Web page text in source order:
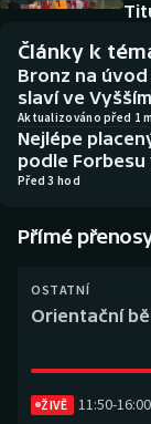
Baseball a
Basketbal
Biatlon
Boby a
Box
Curling
Soutěže
Historické
Aplikace ČT
AZ kvíz
Články k
Bronz na
slaví ve
Aktualizováno před 1
Nejlépe
podle Forbesu
Před 3 hod
Přímé
OSTATNÍ
Orientační
ŽIVĚ 11:50-16:00